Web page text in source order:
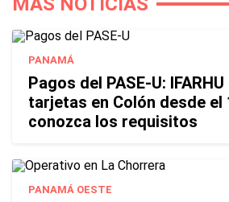
PANAMÁ
Pagos del PASE-U:
tarjetas en Colón desde el
conozca los requisitos
PANAMÁ OESTE